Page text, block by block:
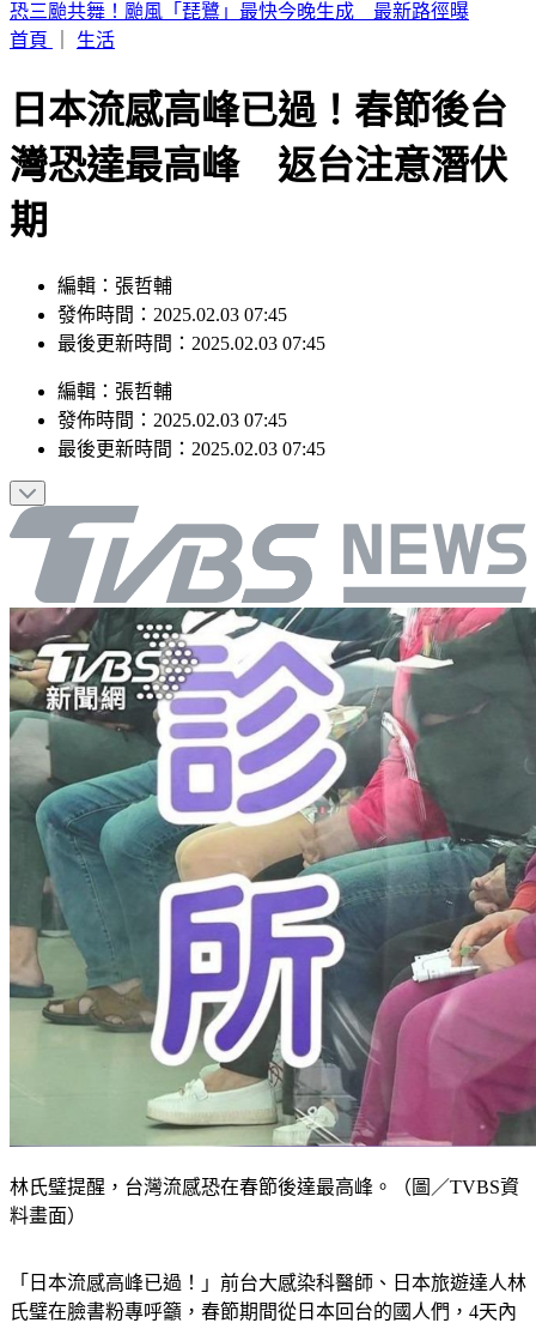
白海豚強風掀災情！北市3區「路樹連倒」 15m巨樹橫躺馬
路
日本流感高峰已過！春節後台
灣恐達最高峰 返台注意潛伏
期
編輯：張哲輔
發佈時間：2025.02.03 07:45
編輯：張哲輔
發佈時間：2025.02.03 07:45
林氏璧提醒，台灣流感恐在春節後達最高峰。（圖／TVBS資
「日本流感高峰已過！」前台大感染科醫師、日本旅遊達人林